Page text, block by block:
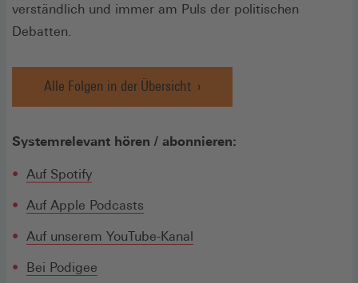
verständlich und immer am Puls der politischen
Debatten.
Alle Folgen in der Übersicht
Systemrelevant hören / abonnieren:
Auf Spotify(Öffnet
einem
neuen
Fenster)
Auf Apple Podcasts
einem
Auf unserem YouTube-Kanal
Bei Podigee